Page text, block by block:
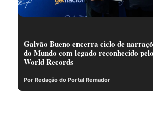
Galvão Bueno encerra ciclo de
do Mundo com legado reconhecido
World Records
Por Redação do Portal Remador